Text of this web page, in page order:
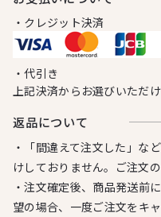
・クレジット決済
・代引き
上記決済からお選びいただけ
返品について
・「間違えて注文した」な
けしておりません。ご注文
・注文確定後、商品発送前
望の場合、一度ご注文をキ